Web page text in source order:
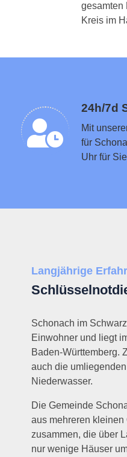
gesamten
Kreis im
24h/7d
Mit
für
Uhr für
Schlüsseldienst in der Nähe vermitteln
Langjährige
Schonach im
Einwohner und liegt
Baden-Württemberg.
auch die
Niederwasser.
Die Gemeinde
aus mehreren
zusammen, die über
nur wenige Häuser